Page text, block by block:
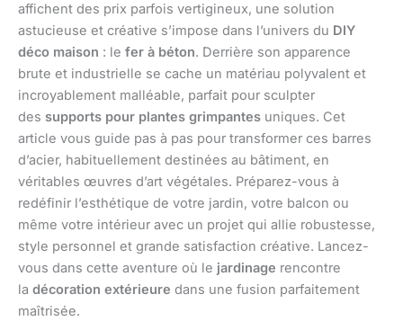
affichent des prix parfois vertigineux, une solution
astucieuse et créative s’impose dans l’univers du DIY
déco maison : le fer à béton. Derrière son apparence
brute et industrielle se cache un matériau polyvalent et
incroyablement malléable, parfait pour sculpter
des supports pour plantes grimpantes uniques. Cet
article vous guide pas à pas pour transformer ces barres
d’acier, habituellement destinées au bâtiment, en
véritables œuvres d’art végétales. Préparez-vous à
redéfinir l’esthétique de votre jardin, votre balcon ou
même votre intérieur avec un projet qui allie robustesse,
style personnel et grande satisfaction créative. Lancez-
vous dans cette aventure où le jardinage rencontre
la décoration extérieure dans une fusion parfaitement
maîtrisée.